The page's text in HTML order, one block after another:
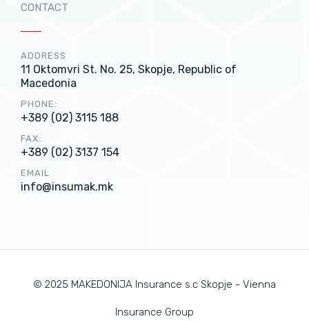
CONTACT
ADDRESS
11 Oktomvri St. No. 25, Skopje, Republic of
Macedonia
PHONE:
+389 (02) 3115 188
FAX:
+389 (02) 3137 154
EMAIL
info@insumak.mk
© 2025 MAKEDONIJA Insurance s.c Skopje - Vienna
Insurance Group